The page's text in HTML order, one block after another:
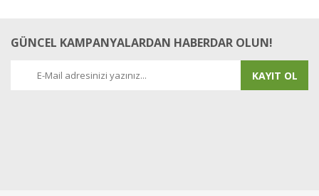
GÜNCEL KAMPANYALARDAN HABERDAR OLUN!
KAYIT OL